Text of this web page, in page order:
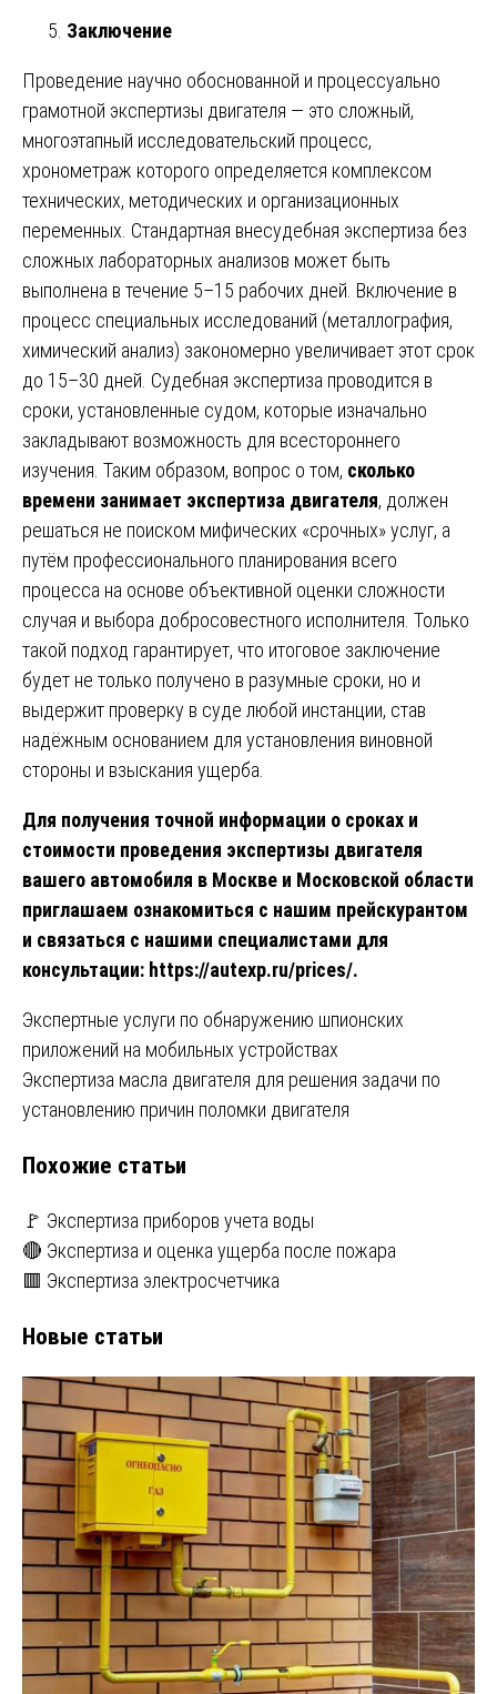
Заключение
Проведение научно обоснованной и процессуально
грамотной экспертизы двигателя — это сложный,
многоэтапный исследовательский процесс,
хронометраж которого определяется комплексом
технических, методических и организационных
переменных. Стандартная внесудебная экспертиза без
сложных лабораторных анализов может быть
выполнена в течение 5–15 рабочих дней. Включение в
процесс специальных исследований (металлография,
химический анализ) закономерно увеличивает этот срок
до 15–30 дней. Судебная экспертиза проводится в
сроки, установленные судом, которые изначально
закладывают возможность для всестороннего
изучения. Таким образом, вопрос о том, сколько
времени занимает экспертиза двигателя, должен
решаться не поиском мифических «срочных» услуг, а
путём профессионального планирования всего
процесса на основе объективной оценки сложности
случая и выбора добросовестного исполнителя. Только
такой подход гарантирует, что итоговое заключение
будет не только получено в разумные сроки, но и
выдержит проверку в суде любой инстанции, став
надёжным основанием для установления виновной
стороны и взыскания ущерба.
Для получения точной информации о сроках и
стоимости проведения экспертизы двигателя
вашего автомобиля в Москве и Московской области
приглашаем ознакомиться с нашим прейскурантом
и связаться с нашими специалистами для
консультации: https://autexp.ru/prices/.
Навигация
по
записям
Экспертные услуги по обнаружению шпионских
приложений на мобильных устройствах
Экспертиза масла двигателя для решения задачи по
установлению причин поломки двигателя
Похожие статьи
🚩 Экспертиза приборов учета воды
🔴 Экспертиза и оценка ущерба после пожара
🟥 Экспертиза электросчетчика
Новые статьи